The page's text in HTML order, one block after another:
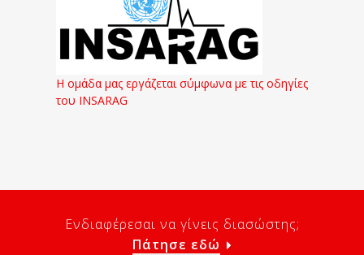
Η ομάδα μας εργάζεται σύμφωνα με τις οδηγίες
του INSARAG
Ενδιαφέρεσαι να γίνεις διασώστης;
Πάτησε εδώ